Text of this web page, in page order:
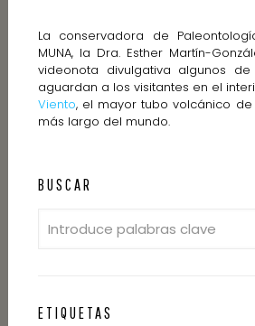
La conservadora de
MUNA, la Dra. Esther Martín-
videonota divulgativa algunos
aguardan a los visitantes en el
Viento, el mayor tubo volcánico
más largo del mundo.
BUSCAR
ETIQUETAS